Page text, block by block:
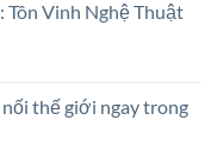
Tôn Vinh Nghệ Thuật
thế giới ngay trong